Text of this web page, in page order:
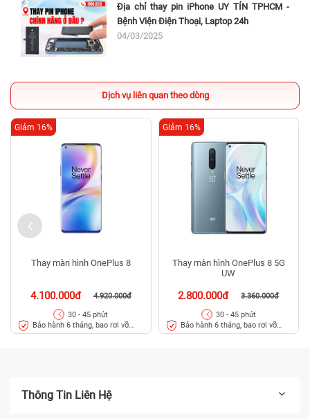
Địa chỉ thay pin iPhone UY TÍN TPHCM -
Bệnh Viện Điện Thoại, Laptop 24h
04/03/2025
Dịch vụ liên quan theo dòng
Thay màn hình OnePlus 8
4.100.000đ 4.920.000đ
Giảm 16%
30 - 45 phút
Bảo hành 6 tháng, bao rơi vỡ
kính
Thay màn hình OnePlus 8 5G
UW
2.800.000đ 3.360.000đ
Giảm 16%
30 - 45 phút
Bảo hành 6 tháng, bao rơi vỡ
kính
Thông Tin Liên Hệ